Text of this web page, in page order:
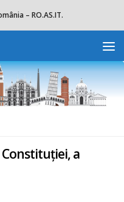
a
– RO.AS.IT.